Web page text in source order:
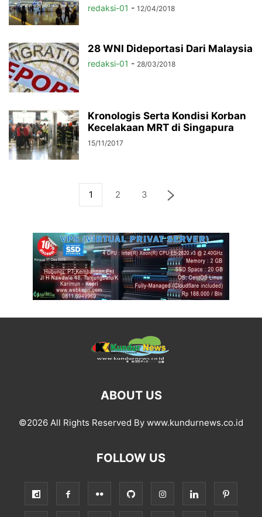
redaksi-01 - 12/04/2018
28 WNI Dideportasi Dari Malaysia
redaksi-01 - 28/03/2018
Kronologis Serta Kondisi Korban
Kecelakaan MRT di Singapura
15/11/2017
1 2 3
ABOUT US
©2026 All Rights Reserved By www.kundurnews.co.id
FOLLOW US